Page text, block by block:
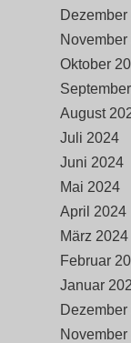
Dezember
November
Oktober
August
Juli 2024
Juni 2024
Mai 2024
April 2024
März 2024
Februar
Januar
Dezember
November